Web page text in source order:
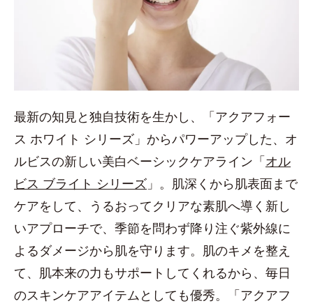
最新の知見と独自技術を生かし、「アクアフォー
ス ホワイト シリーズ」からパワーアップした、オ
ルビスの新しい美白ベーシックケアライン「オル
ビス ブライト シリーズ 」。肌深くから肌表面まで
ケアをして、うるおってクリアな素肌へ導く新し
いアプローチで、季節を問わず降り注ぐ紫外線に
よるダメージから肌を守ります。肌のキメを整え
て、肌本来の力もサポートしてくれるから、毎日
のスキンケアアイテムとしても優秀。「アクアフ